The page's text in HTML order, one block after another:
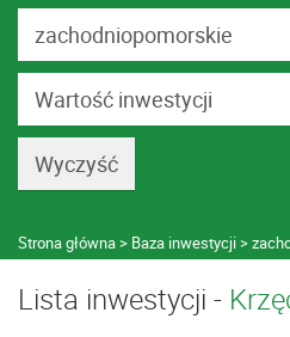
zachodniopomorskie
Wartość inwestycji
Strona główna Baza inwestycji
Lista inwestycji -